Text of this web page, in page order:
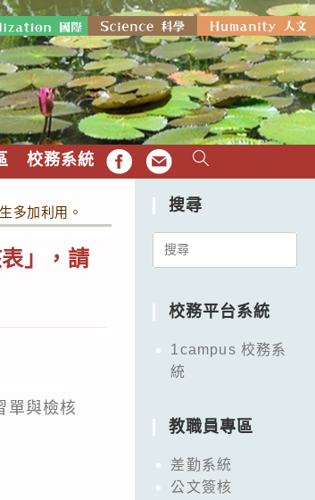
校務系統 FB EMAIL
多加利用。
」，請
單與檢核
搜尋
Search
校務平台系統
1campus 校務系
統
教職員專區
差勤系統
公文簽核